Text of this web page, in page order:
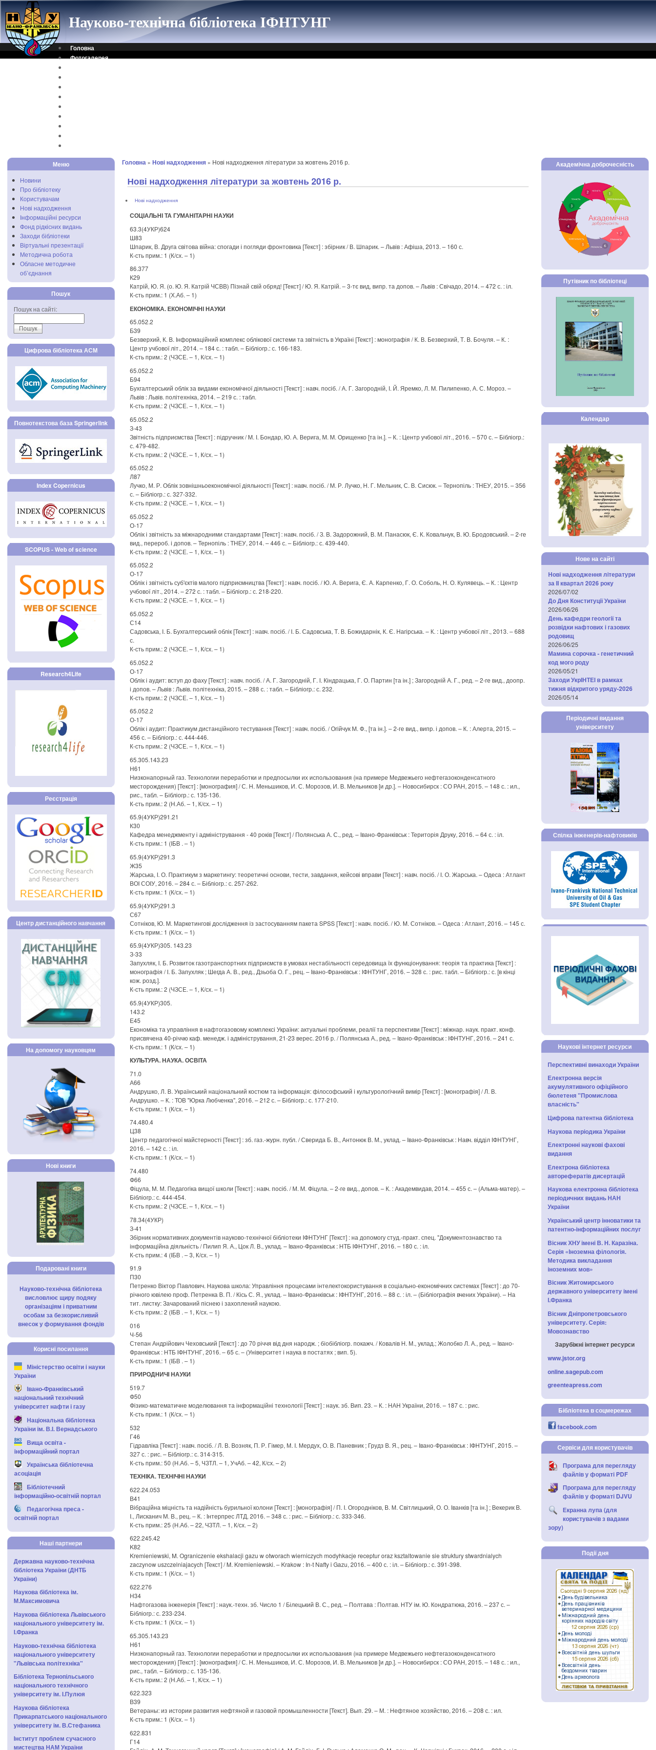
Науково-технічна бібліотека ІФНТУНГ
Головна
Фотогалерея
Меню
Новини
Про бібліотеку
Користувачам
Нові надходження
Інформаційні ресурси
Фонд рідкісних видань
Заходи бібліотеки
Віртуальні презентації
Методична робота
Обласне методичне
об’єднання
Пошук
Пошук на сайті:
Цифрова бібліотека АСМ
Повнотекстова база Springerlink
Index Copernicus
SCOPUS - Web of science
Research4Life
Реєстрація
Центр дистанційного навчання
На допомогу науковцям
Нові книги
Подаровані книги
Науково-технічна бібліотека
висловлює щиру подяку
організаціям і приватним
особам за безкорисливий
внесок у формування фондів
Корисні посилання
Міністерство освіти і науки
України
Івано-Франківський
національний технічний
університет нафти і газу
Національна бібліотека
України ім. В.І. Вернадського
Вища освіта -
інформаційний портал
Українська бібліотечна
асоціація
Бібліотечний
інформаційно-освітній портал
Педагогічна преса -
освітній портал
Наші партнери
Державна науково-технічна
бібліотека України (ДНТБ
України)
Наукова бібліотека ім.
М.Максимовича
Наукова бібліотека Львівського
національного університету ім.
І.Франка
Науково-технічна бібліотека
національного університету
"Львівська політехніка"
Бібліотека Тернопільського
національного технічного
університету ім. І.Пулюя
Наукова бібліотека
Прикарпатського національного
університету ім. В.Стефаника
Інститут проблем сучасного
мистецтва НАМ України
Головна » Нові надходження » Нові надходження літератури за жовтень 2016 р.
Нові надходження літератури за жовтень 2016 р.
Нові надходження
СОЦІАЛЬНІ ТА ГУМАНІТАРНІ НАУКИ
63.3(4УКР)624
Ш83
Шпарик, В. Друга світова війна: спогади і погляди фронтовика [Текст] : збірник / В. Шпарик. – Львів : Афіша, 2013. – 160 с.
К-сть прим.: 1 (К/сх. – 1)
86.377
К29
Катрій, Ю. Я. (о. Ю. Я. Катрій ЧСВВ) Пізнай свій обряд! [Текст] / Ю. Я. Катрій. – 3-тє вид, випр. та допов. – Львів : Свічадо, 2014. – 472 с. : іл.
К-сть прим.: 1 (Х.Аб. – 1)
ЕКОНОМІКА. ЕКОНОМІЧНІ НАУКИ
65.052.2
Б39
Безверхий, К. В. Інформаційний комплекс облікової системи та звітність в Україні [Текст] : монографія / К. В. Безверхий, Т. В. Бочуля. – К. :
Центр учбової літ., 2014. – 184 с. : табл. – Бібліогр.: с. 166-183.
К-сть прим.: 2 (ЧЗСЕ. – 1, К/сх. – 1)
65.052.2
Б94
Бухгалтерський облік за видами економічної діяльності [Текст] : навч. посіб. / А. Г. Загородній, І. Й. Яремко, Л. М. Пилипенко, А. С. Мороз. –
Львів : Львів. політехніка, 2014. – 219 с. : табл.
К-сть прим.: 2 (ЧЗСЕ. – 1, К/сх. – 1)
65.052.2
З-43
Звітність підприємства [Текст] : підручник / М. І. Бондар, Ю. А. Верига, М. М. Орищенко [та ін.]. – К. : Центр учбової літ., 2016. – 570 с. – Бібліогр.:
с. 479-482.
К-сть прим.: 2 (ЧЗСЕ. – 1, К/сх. – 1)
65.052.2
Л87
Лучко, М. Р. Облік зовнішньоекономічної діяльності [Текст] : навч. посіб. / М. Р. Лучко, Н. Г. Мельник, С. В. Сисюк. – Тернопіль : ТНЕУ, 2015. – 356
с. – Бібліогр.: с. 327-332.
К-сть прим.: 2 (ЧЗСЕ. – 1, К/сх. – 1)
65.052.2
О-17
Облік і звітність за міжнародними стандартами [Текст] : навч. посіб. / З. В. Задорожний, В. М. Панасюк, Є. К. Ковальчук, В. Ю. Бродовський. – 2-ге
вид., перероб. і допов. – Тернопіль : ТНЕУ, 2014. – 446 с. – Бібліогр.: с. 439-440.
К-сть прим.: 2 (ЧЗСЕ. – 1, К/сх. – 1)
65.052.2
О-17
Облік і звітність суб'єктів малого підприємництва [Текст] : навч. посіб. / Ю. А. Верига, Є. А. Карпенко, Г. О. Соболь, Н. О. Кулявець. – К. : Центр
учбової літ., 2014. – 272 с. : табл. – Бібліогр.: с. 218-220.
К-сть прим.: 2 (ЧЗСЕ. – 1, К/сх. – 1)
65.052.2
С14
Садовська, І. Б. Бухгалтерський облік [Текст] : навч. посіб. / І. Б. Садовська, Т. В. Божидарнік, К. Є. Нагірська. – К. : Центр учбової літ., 2013. – 688
с.
К-сть прим.: 2 (ЧЗСЕ. – 1, К/сх. – 1)
65.052.2
О-17
Облік і аудит: вступ до фаху [Текст] : навч. посіб. / А. Г. Загородній, Г. І. Кіндрацька, Г. О. Партин [та ін.] ; Загородній А. Г., ред. – 2-ге вид., доопр.
і допов. – Львів : Львів. політехніка, 2015. – 288 с. : табл. – Бібліогр.: с. 232.
К-сть прим.: 2 (ЧЗСЕ. – 1, К/сх. – 1)
65.052.2
О-17
Облік і аудит: Практикум дистанційного тестування [Текст] : навч. посіб. / Огійчук М. Ф., [та ін.]. – 2-ге вид., випр. і допов. – К. : Алерта, 2015. –
456 с. – Бібліогр.: с. 444-446.
К-сть прим.: 2 (ЧЗСЕ. – 1, К/сх. – 1)
65.305.143.23
Н61
Низконапорный газ. Технологии переработки и предпосылки их использования (на примере Медвежьего нефтегазоконденсатного
месторождения) [Текст] : [монография] / С. Н. Меньшиков, И. С. Морозов, И. В. Мельников [и др.]. – Новосибирск : СО РАН, 2015. – 148 с. : ил.,
рис., табл. – Бібліогр.: с. 135-136.
К-сть прим.: 2 (Н.Аб. – 1, К/сх. – 1)
65.9(4УКР)291.21
К30
Кафедра менеджменту і адміністрування - 40 років [Текст] / Полянська А. С., ред. – Івано-Франківськ : Територія Друку, 2016. – 64 с. : іл.
К-сть прим.: 1 (ІБВ . – 1)
65.9(4УКР)291.3
Ж35
Жарська, І. О. Практикум з маркетингу: теоретичні основи, тести, завдання, кейсові вправи [Текст] : навч. посіб. / І. О. Жарська. – Одеса : Атлант
ВОІ СОІУ, 2016. – 284 с. – Бібліогр.: с. 257-262.
К-сть прим.: 1 (К/сх. – 1)
65.9(4УКР)291.3
С67
Сотніков, Ю. М. Маркетингові дослідження із застосуванням пакета SPSS [Текст] : навч. посіб. / Ю. М. Сотніков. – Одеса : Атлант, 2016. – 145 с.
К-сть прим.: 1 (К/сх. – 1)
65.9(4УКР)305. 143.23
З-33
Запухляк, І. Б. Розвиток газотранспортних підприємств в умовах нестабільності середовища їх функціонування: теорія та практика [Текст] :
монографія / І. Б. Запухляк ; Шегда А. В., ред., Дзьоба О. Г., рец. – Івано-Франківськ : ІФНТУНГ, 2016. – 328 с. : рис. табл. – Бібліогр.: с. [в кінці
кож. розд.].
К-сть прим.: 2 (ЧЗСЕ. – 1, К/сх. – 1)
65.9(4УКР)305.
143.2
Е45
Економіка та управління в нафтогазовому комплексі України: актуальні проблеми, реалії та перспективи [Текст] : міжнар. наук. практ. конф.
присвячена 40-річчю каф. менедж. і адміністрування, 21-23 верес. 2016 р. / Полянська А., ред. – Івано-Франківськ : ІФНТУНГ, 2016. – 241 с.
К-сть прим.: 1 (К/сх. – 1)
КУЛЬТУРА. НАУКА. ОСВІТА
71.0
А66
Андрушко, Л. В. Український національний костюм та інформація: філософський і культурологічний вимір [Текст] : [монографія] / Л. В.
Андрушко. – К. : ТОВ "Юрка Любченка", 2016. – 212 с. – Бібліогр.: с. 177-210.
К-сть прим.: 1 (К/сх. – 1)
74.480.4
Ц38
Центр педагогічної майстерності [Текст] : зб. газ.-журн. публ. / Сверида Б. В., Антонюк В. М., уклад. – Івано-Франківськ : Навч. відділ ІФНТУНГ,
2016. – 142 с. : іл.
К-сть прим.: 1 (К/сх. – 1)
74.480
Ф66
Фіцула, М. М. Педагогіка вищої школи [Текст] : навч. посіб. / М. М. Фіцула. – 2-ге вид., допов. – К. : Академвидав, 2014. – 455 с. – (Альма-матер). –
Бібліогр.: с. 444-454.
К-сть прим.: 2 (ЧЗСЕ. – 1, К/сх. – 1)
78.34(4УКР)
З-41
Збірник нормативних документів науково-технічної бібліотеки ІФНТУНГ [Текст] : на допомогу студ.-практ. спец. "Документознавство та
інформаційна діяльність / Пилип Я. А., Цок Л. В., уклад. – Івано-Франківськ : НТБ ІФНТУНГ, 2016. – 180 с. : іл.
К-сть прим.: 4 (ІБВ . – 3, К/сх. – 1)
91.9
П30
Петренко Віктор Павлович. Наукова школа: Управління процесами інтелектокористування в соціально-економічних системах [Текст] : до 70-
річного ювілею проф. Петренка В. П. / Кісь С. Я., уклад. – Івано-Франківськ : ІФНТУНГ, 2016. – 88 с. : іл. – (Бібліографія вчених України). – На
тит. листку: Зачарований піснею і захоплений наукою.
К-сть прим.: 2 (ІБВ . – 1, К/сх. – 1)
016
Ч-56
Степан Андрійович Чеховський [Текст] : до 70 річчя від дня народж. ; біобібліогр. покажч. / Ковалів Н. М., уклад.; Жолобко Л. А., ред. – Івано-
Франківськ : НТБ ІФНТУНГ, 2016. – 65 с. – (Університет і наука в постатях ; вип. 5).
К-сть прим.: 1 (ІБВ . – 1)
ПРИРОДНИЧІ НАУКИ
519.7
Ф50
Фізико-математичне моделювання та інформаційні технології [Текст] : наук. зб. Вип. 23. – К. : НАН України, 2016. – 187 с. : рис.
К-сть прим.: 1 (К/сх. – 1)
532
Г46
Гідравліка [Текст] : навч. посіб. / Л. В. Возняк, П. Р. Гімер, М. І. Мердух, О. В. Паневник ; Грудз В. Я., рец. – Івано-Франківськ : ІФНТУНГ, 2015. –
327 с. : рис. – Бібліогр.: с. 314-315.
К-сть прим.: 50 (Н.Аб. – 5, ЧЗТЛ. – 1, УчАб. – 42, К/сх. – 2)
ТЕХНІКА. ТЕХНІЧНІ НАУКИ
622.24.053
В41
Вібраційна міцність та надійність бурильної колони [Текст] : [монографія] / П. І. Огородніков, В. М. Світлицький, О. О. Іванків [та ін.] ; Векерик В.
І., Лисканич М. В., рец. – К. : Інтерпрес ЛТД, 2016. – 348 с. : рис. – Бібліогр.: с. 333-346.
К-сть прим.: 25 (Н.Аб. – 22, ЧЗТЛ. – 1, К/сх. – 2)
622.245.42
K82
Kremieniewski, M. Ograniczenie ekshalacji gazu w otworach wierniczych modyhkacje receptur oraz ksztaltowanie sie struktury stwardnialych
zaczynow uszczelniajacych [Текст] / M. Kremieniewski. – Krakow : In-t Nafty i Gazu, 2016. – 400 с. : іл. – Бібліогр.: с. 391-398.
К-сть прим.: 1 (К/сх. – 1)
622.276
Н34
Нафтогазова інженерія [Текст] : наук.-техн. зб. Число 1 / Білецький В. С., ред. – Полтава : Полтав. НТУ ім. Ю. Кондратюка, 2016. – 237 с. –
Бібліогр.: с. 233-234.
К-сть прим.: 1 (К/сх. – 1)
65.305.143.23
Н61
Низконапорный газ. Технологии переработки и предпосылки их использования (на примере Медвежьего нефтегазоконденсатного
месторождения) [Текст] : [монография] / С. Н. Меньшиков, И. С. Морозов, И. В. Мельников [и др.]. – Новосибирск : СО РАН, 2015. – 148 с. : ил.,
рис., табл. – Бібліогр.: с. 135-136.
К-сть прим.: 2 (Н.Аб. – 1, К/сх. – 1)
622.323
В39
Ветераны: из истории развития нефтяной и газовой промышленности [Текст]. Вып. 29. – М. : Нефтяное хозяйство, 2016. – 208 с. : ил.
К-сть прим.: 1 (К/сх. – 1)
622.831
Г14
Академічна доброчесність
Путівник по бібліотеці
Календар
Нове на сайті
Нові надходження літератури
за IІ квартал 2026 року
2026/07/02
До Дня Конституції України
2026/06/26
День кафедри геології та
розвідки нафтових і газових
родовищ
2026/06/25
Мамина сорочка - генетичний
код мого роду
2026/05/21
Заходи УкрІНТЕІ в рамках
тижня відкритого уряду-2026
2026/05/14
Періодичні видання
університету
Спілка інженерів-нафтовиків
Наукові інтернет ресурси
Перспективні винаходи України
Електронна версія
акумулятивного офіційного
бюлетеня "Промислова
власність"
Цифрова патентна бібліотека
Наукова періодика України
Електронні наукові фахові
видання
Електрона бібліотека
авторефератів дисертацій
Наукова електронна бібліотека
періодичних видань НАН
України
Український центр інноватики та
патентно-інформаційних послуг
Вісник ХНУ імені В. Н. Каразіна.
Серія «Іноземна філологія.
Методика викладання
іноземних мов»
Вісник Житомирського
державного університету імені
І.Франка
Вісник Дніпропетровського
університету. Серія:
Мовознавство
Зарубіжні інтернет ресурси
www.jstor.org
online.sagepub.com
greenteapress.com
Бібліотека в соцмережах
facebook.com
Сервіси для користувачів
Програма для перегляду
файлів у форматі PDF
Програма для перегляду
файлів у форматі DJVU
Екранна лупа (для
користувачів з вадами
зору)
Події дня